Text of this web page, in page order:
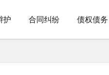
护 合同纠纷 债权债务